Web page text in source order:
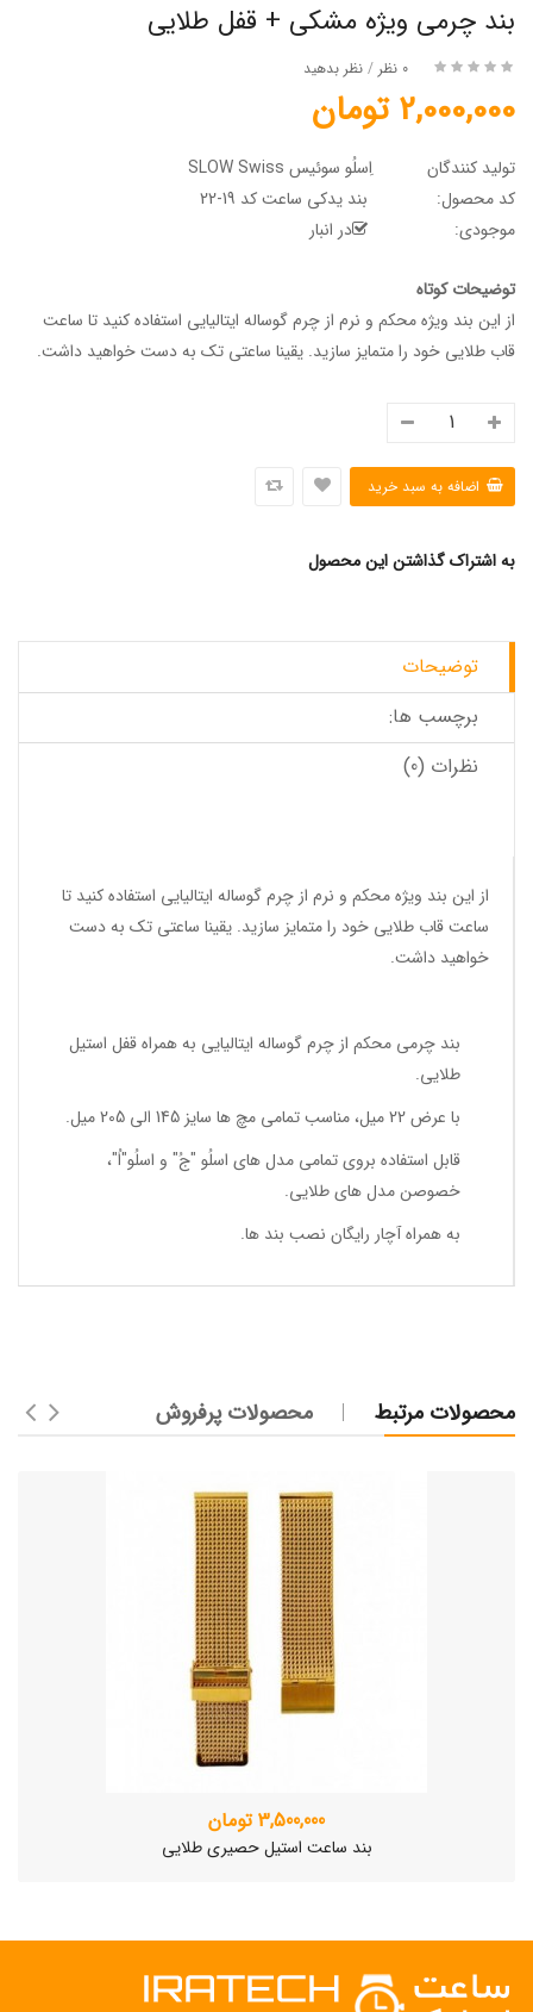
بند چرمی ویژه مشکی + قفل طلایی
0 نظر / نظر بدهید
2,000,000 تومان
تولید کنندگان
اِسلُو سوئیس SLOW Swiss
کد محصول:
بند یدکی ساعت کد 19-22
موجودی:
در انبار
توضیحات کوتاه
از این بند ویژه محکم و نرم از چرم گوساله ایتالیایی استفاده کنید تا ساعت
قاب طلایی خود را متمایز سازید. یقینا ساعتی تک به دست خواهید داشت.
به اشتراک گذاشتن این محصول
توضیحات
برچسب ها:
نظرات (0)
از این بند ویژه محکم و نرم از چرم گوساله ایتالیایی استفاده کنید تا
ساعت قاب طلایی خود را متمایز سازید. یقینا ساعتی تک به دست
خواهید داشت.
بند چرمی محکم از چرم گوساله ایتالیایی به همراه قفل استیل
طلایی.
با عرض 22 میل، مناسب تمامی مچ ها سایز 145 الی 205 میل.
قابل استفاده بروی تمامی مدل های اسلُو "جُ" و اسلُو"اُ"،
خصوصن مدل های طلایی.
به همراه آچار رایگان نصب بند ها.
محصولات مرتبط محصولات پرفروش
3,500,000 تومان
بند ساعت استیل حصیری طلایی